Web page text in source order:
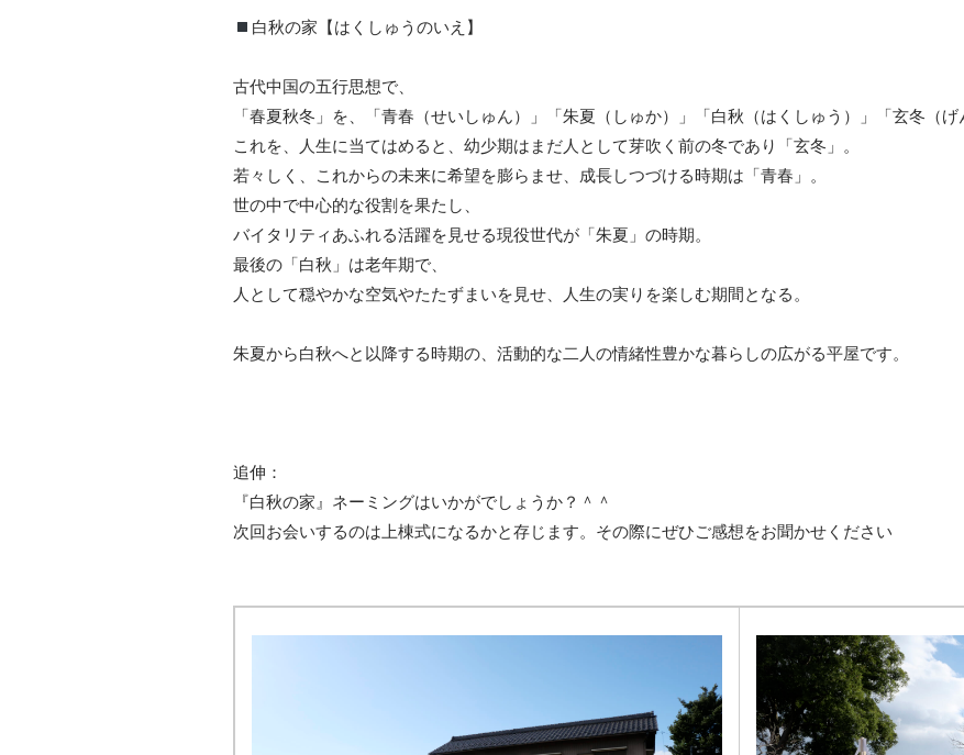
白秋の家【はくしゅうのいえ】
古代中国の五行思想で、
「春夏秋冬」を、「青春（せいしゅん）」「朱夏（しゅか）」「白秋（はくしゅう）」「玄冬（げ
これを、人生に当てはめると、幼少期はまだ人として芽吹く前の冬であり「玄冬」。
若々しく、これからの未来に希望を膨らませ、成長しつづける時期は「青春」。
世の中で中心的な役割を果たし、
バイタリティあふれる活躍を見せる現役世代が「朱夏」の時期。
最後の「白秋」は老年期で、
人として穏やかな空気やたたずまいを見せ、人生の実りを楽しむ期間となる。
朱夏から白秋へと以降する時期の、活動的な二人の情緒性豊かな暮らしの広がる平屋です。
追伸：
『白秋の家』ネーミングはいかがでしょうか？＾＾
次回お会いするのは上棟式になるかと存じます。その際にぜひご感想をお聞かせください